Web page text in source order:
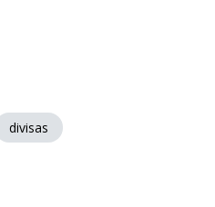
divisas